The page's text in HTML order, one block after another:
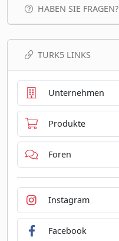
HABEN SIE FRAGEN?
TURK5 LINKS
Unternehmen
Produkte
Foren
Instagram
Facebook